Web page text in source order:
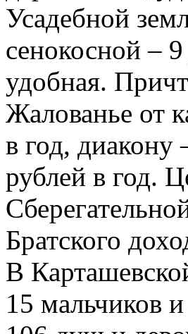
Усадебной
сенокосной –
удобная.
Жалованье от
в год, диакону
рублей в год.
Братского
В
15 мальчиков